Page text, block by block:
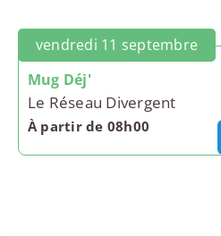
vendredi 11 septembre
Mug Déj'
Le Réseau Divergent
À partir de 08h00